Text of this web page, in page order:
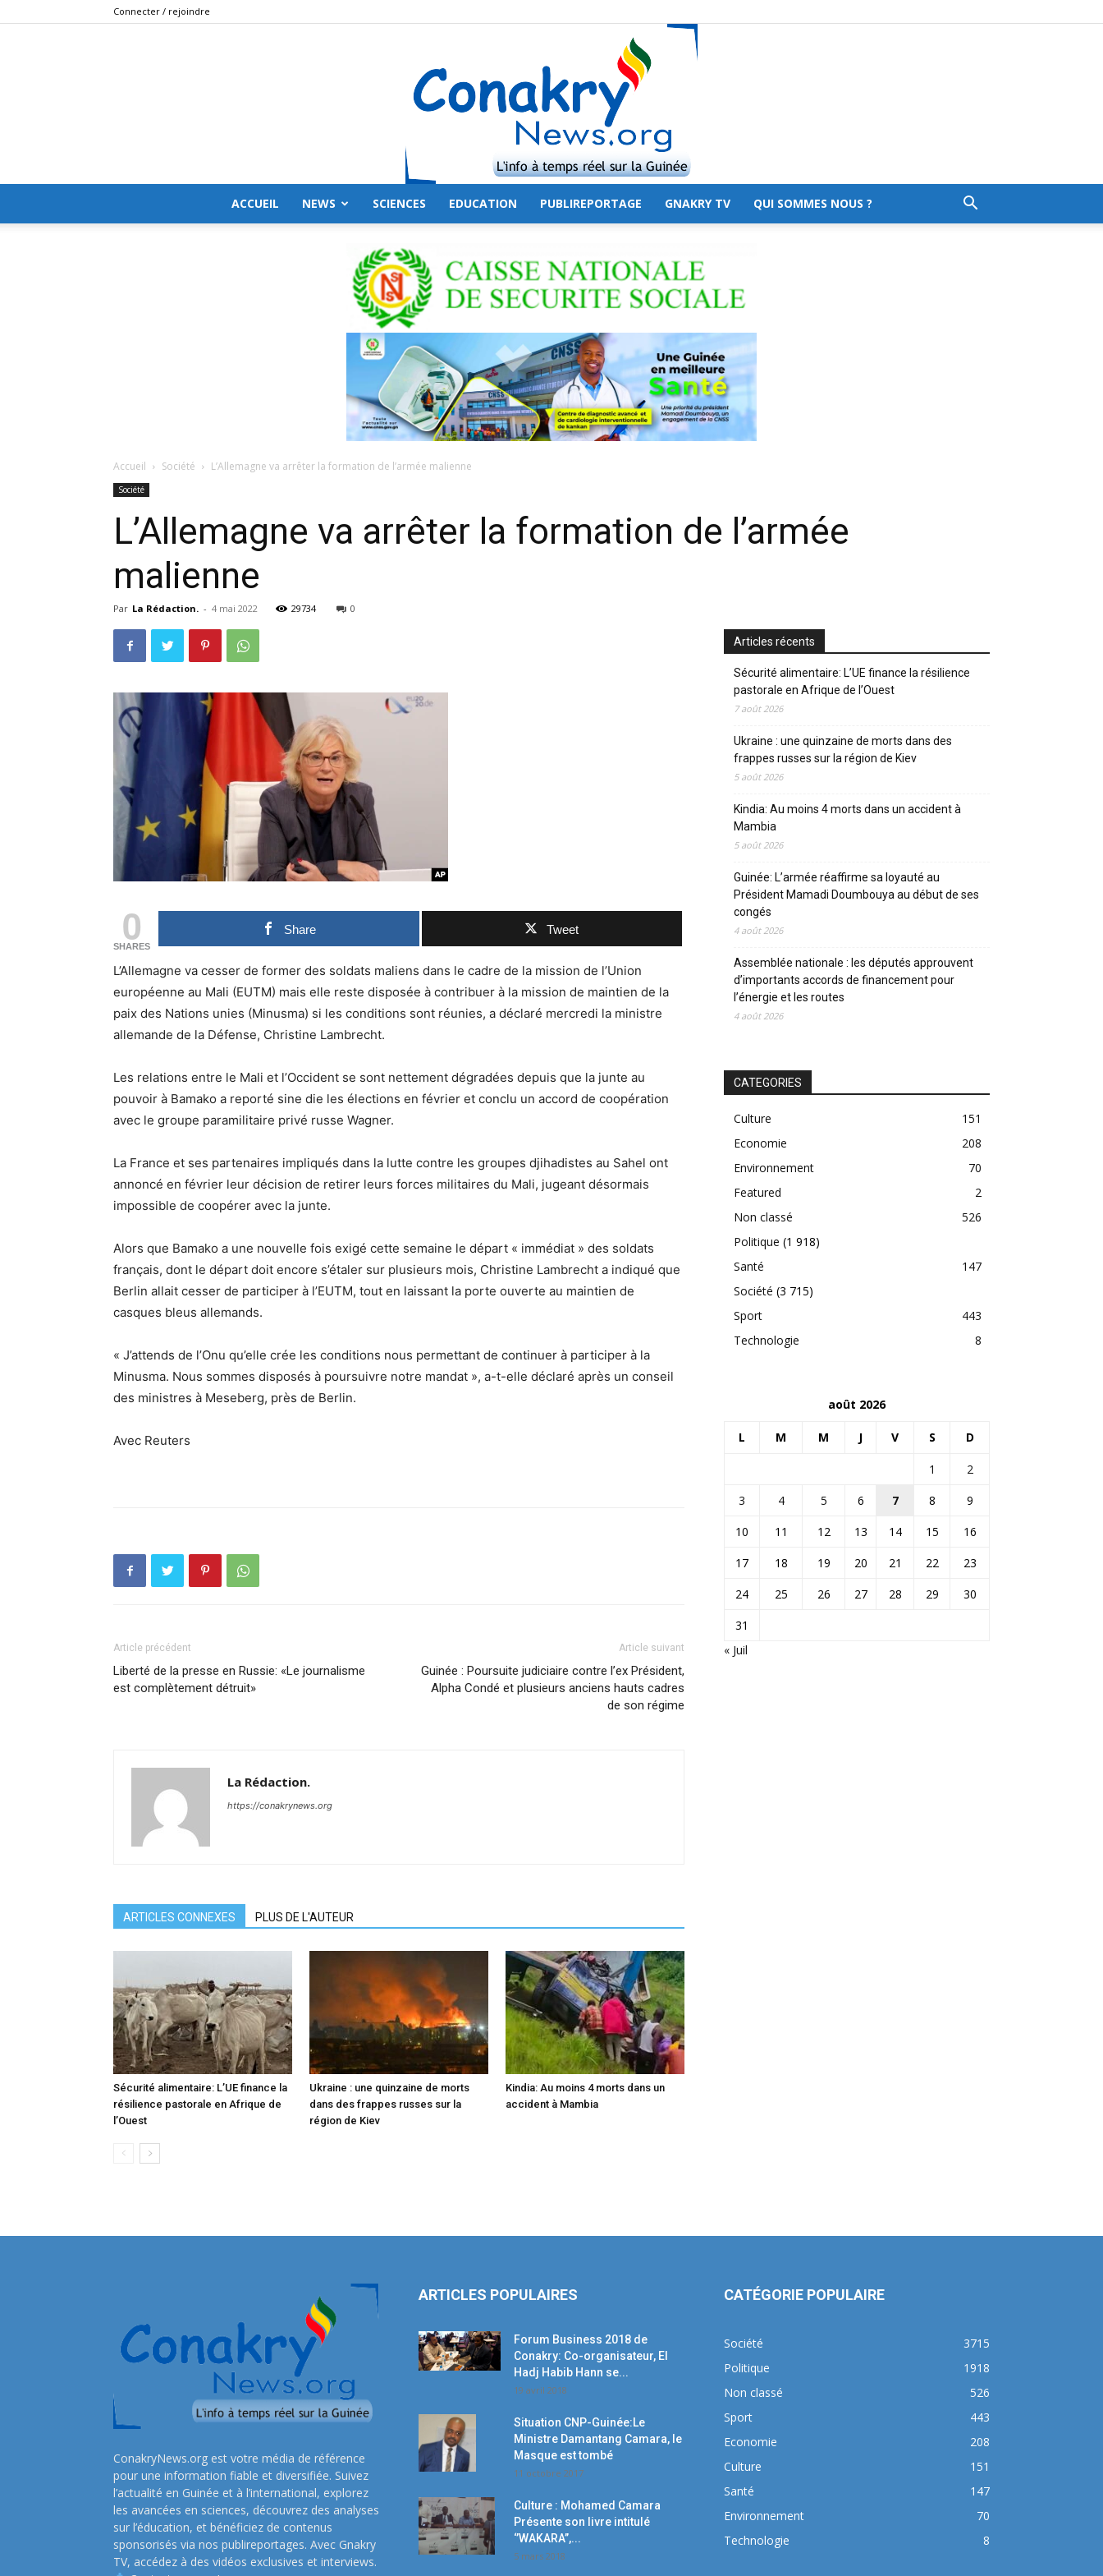
Connecter / rejoindre
ACCUEIL NEWS SCIENCES EDUCATION PUBLIREPORTAGE GNAKRY TV QUI SOMMES NOUS ?
Accueil Société L’Allemagne va arrêter la formation de l’armée malienne
Société
L’Allemagne va arrêter la formation de l’armée
malienne
Par La Rédaction. - 4 mai 2022 29734 0
0
SHARES
Share Tweet
L’Allemagne va cesser de former des soldats maliens dans le cadre de la mission de l’Union
européenne au Mali (EUTM) mais elle reste disposée à contribuer à la mission de maintien de la
paix des Nations unies (Minusma) si les conditions sont réunies, a déclaré mercredi la ministre
allemande de la Défense, Christine Lambrecht.
Les relations entre le Mali et l’Occident se sont nettement dégradées depuis que la junte au
pouvoir à Bamako a reporté sine die les élections en février et conclu un accord de coopération
avec le groupe paramilitaire privé russe Wagner.
La France et ses partenaires impliqués dans la lutte contre les groupes djihadistes au Sahel ont
annoncé en février leur décision de retirer leurs forces militaires du Mali, jugeant désormais
impossible de coopérer avec la junte.
Alors que Bamako a une nouvelle fois exigé cette semaine le départ « immédiat » des soldats
français, dont le départ doit encore s’étaler sur plusieurs mois, Christine Lambrecht a indiqué que
Berlin allait cesser de participer à l’EUTM, tout en laissant la porte ouverte au maintien de
casques bleus allemands.
« J’attends de l’Onu qu’elle crée les conditions nous permettant de continuer à participer à la
Minusma. Nous sommes disposés à poursuivre notre mandat », a-t-elle déclaré après un conseil
des ministres à Meseberg, près de Berlin.
Avec Reuters
Article précédent
Liberté de la presse en Russie: «Le journalisme
est complètement détruit»
Article suivant
Guinée : Poursuite judiciaire contre l’ex Président,
Alpha Condé et plusieurs anciens hauts cadres
de son régime
La Rédaction.
https://conakrynews.org
ARTICLES CONNEXES PLUS DE L'AUTEUR
Sécurité alimentaire: L’UE finance la
résilience pastorale en Afrique de
l’Ouest
Ukraine : une quinzaine de morts
dans des frappes russes sur la
région de Kiev
Kindia: Au moins 4 morts dans un
accident à Mambia
Articles récents
Sécurité alimentaire: L’UE finance la résilience
pastorale en Afrique de l’Ouest
7 août 2026
Ukraine : une quinzaine de morts dans des
frappes russes sur la région de Kiev
5 août 2026
Kindia: Au moins 4 morts dans un accident à
Mambia
5 août 2026
Guinée: L’armée réaffirme sa loyauté au
Président Mamadi Doumbouya au début de ses
congés
4 août 2026
Assemblée nationale : les députés approuvent
d’importants accords de financement pour
l’énergie et les routes
4 août 2026
CATEGORIES
Culture
151
Economie
208
Environnement
70
Featured
2
Non classé
526
Politique (1 918)
Santé
147
Société (3 715)
Sport
443
Technologie
8
août 2026
L M M J V S D
1
2
3
4 5 6 7 8
9
10
11 12 13 14 15
16
17
18 19 20 21 22
23
24
25 26 27 28 29
30
31
« Juil
ConakryNews.org est votre média de référence
pour une information fiable et diversifiée. Suivez
l’actualité en Guinée et à l’international, explorez
les avancées en sciences, découvrez des analyses
sur l’éducation, et bénéficiez de contenus
sponsorisés via nos publireportages. Avec Gnakry
TV, accédez à des vidéos exclusives et interviews.
ARTICLES POPULAIRES
Forum Business 2018 de
Conakry: Co-organisateur, El
Hadj Habib Hann se...
19 avril 2018
Situation CNP-Guinée:Le
Ministre Damantang Camara, le
Masque est tombé
11 octobre 2017
Culture : Mohamed Camara
Présente son livre intitulé
‘’WAKARA’’,...
5 mars 2018
CATÉGORIE POPULAIRE
Société
3715
Politique
1918
Non classé
526
Sport
443
Economie
208
Culture
151
Santé
147
Environnement
70
Technologie
8